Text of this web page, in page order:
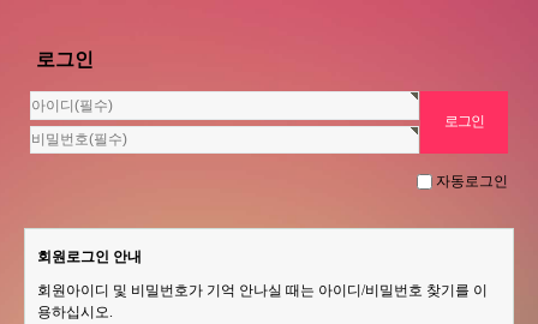
로그인
자동로그인
회원로그인 안내
회원아이디 및 비밀번호가 기억 안나실 때는 아이디/비밀번호 찾기를 이
용하십시오.